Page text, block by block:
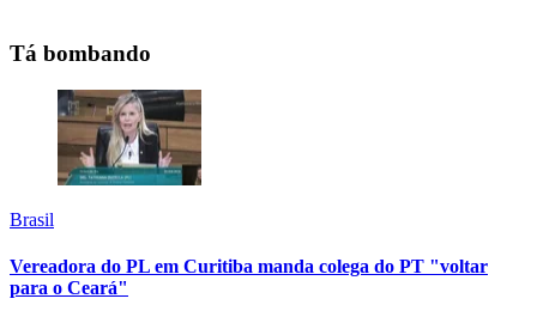
Tá bombando
Brasil
Vereadora do PL em Curitiba manda colega do PT "voltar
para o Ceará"